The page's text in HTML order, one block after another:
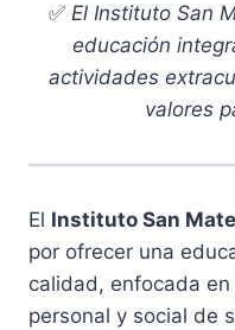
✅ El Instituto San
educación
actividades
valores
El Instituto San
por ofrecer una
calidad, enfocada
personal y social de